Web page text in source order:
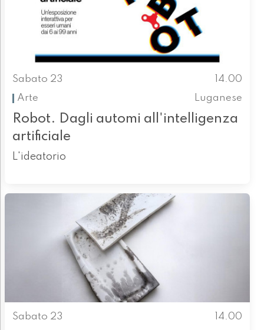
Sabato 23
14.00
Arte
Luganese
Robot. Dagli automi all'intelligenza
artificiale
L'ideatorio
Sabato 23
14.00